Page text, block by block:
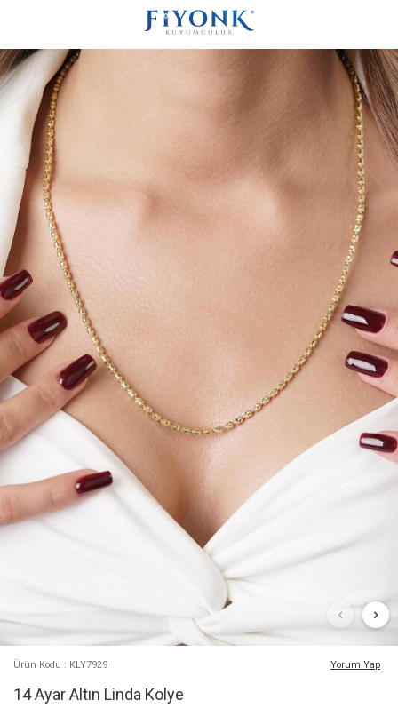
Ürün Kodu : KLY7929 Yorum Yap
14 Ayar Altın Linda Kolye